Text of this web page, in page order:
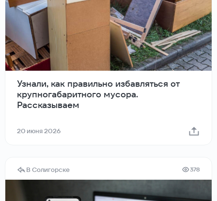
Узнали, как правильно избавляться от
крупногабаритного мусора.
Рассказываем
20 июня 2026
В Солигорске 378